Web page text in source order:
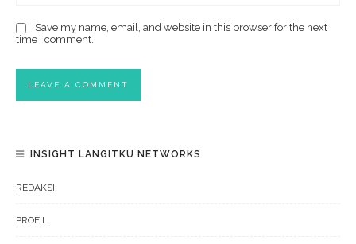
Save my name, email, and website in this browser for the next
time I comment.
INSIGHT LANGITKU NETWORKS
REDAKSI
PROFIL